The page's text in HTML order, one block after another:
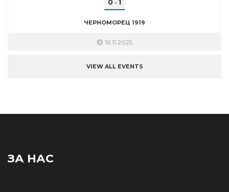
0 - 1
ЧЕРНОМОРЕЦ 1919
16.11.2025
VIEW ALL EVENTS
ЗА НАС